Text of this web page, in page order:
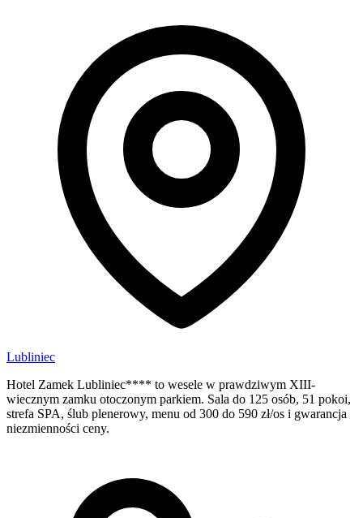
Lubliniec
Hotel Zamek Lubliniec**** to wesele w prawdziwym XIII-
wiecznym zamku otoczonym parkiem. Sala do 125 osób, 51 pokoi,
strefa SPA, ślub plenerowy, menu od 300 do 590 zł/os i gwarancja
niezmienności ceny.